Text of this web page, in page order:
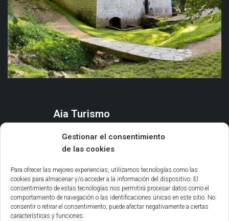
Gestionar el consentimiento
de las cookies
Para ofrecer las mejores experiencias, utilizamos tecnologías como las
cookies para almacenar y/o acceder a la información del dispositivo. El
consentimiento de estas tecnologías nos permitirá procesar datos como el
comportamiento de navegación o las identificaciones únicas en este sitio. No
consentir o retirar el consentimiento, puede afectar negativamente a ciertas
características y funciones.
Aia Turismo
QUÉ HACER
AGENDA Y EVENTOS
Información general
INFORMACIÓN LEGAL